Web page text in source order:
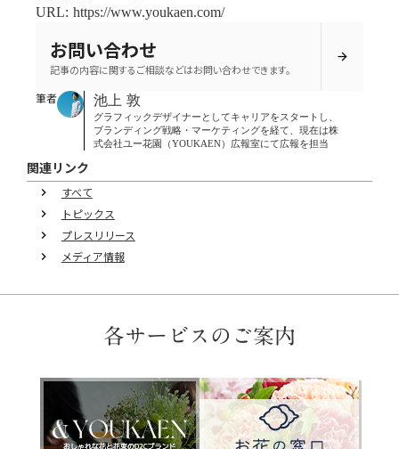
URL: https://www.youkaen.com/
お問い合わせ
記事の内容に関するご相談などはお問い合わせできます。
arrow_forward
筆者 池上 敦
グラフィックデザイナーとしてキャリアをスタートし、
ブランディング戦略・マーケティングを経て、現在は株
式会社ユー花園（YOUKAEN）広報室にて広報を担当
関連リンク
keyboard_arrow_right すべて
keyboard_arrow_right トピックス
keyboard_arrow_right プレスリリース
keyboard_arrow_right メディア情報
各サービスのご案内